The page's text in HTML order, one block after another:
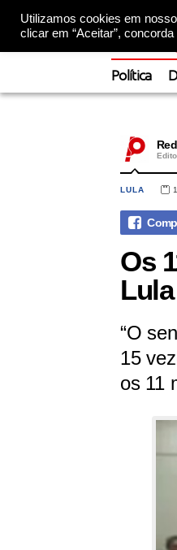
Utilizamos cookies em
clicar em “Aceitar”,
Política
LULA
Os
“O
15
os 11